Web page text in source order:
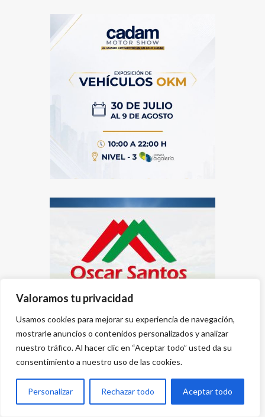
Valoramos tu privacidad
Usamos cookies para mejorar su experiencia de navegación,
mostrarle anuncios o contenidos personalizados y analizar
nuestro tráfico. Al hacer clic en “Aceptar todo” usted da su
consentimiento a nuestro uso de las cookies.
Personalizar Rechazar todo Aceptar todo